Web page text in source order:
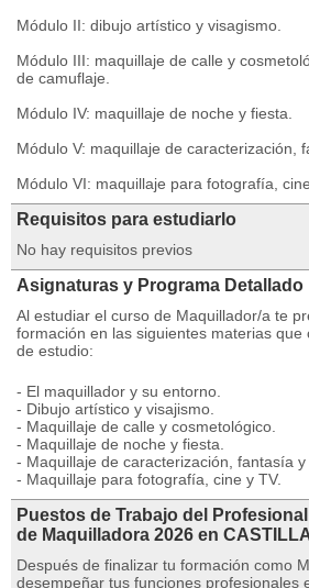
Módulo II: dibujo artístico y visagismo.
Módulo III: maquillaje de calle y
de camuflaje.
Módulo IV: maquillaje de noche y fiesta.
Módulo V: maquillaje de caracterización,
Módulo VI: maquillaje para fotografía,
Requisitos para estudiarlo
No hay requisitos previos
Asignaturas y Programa Detallado
Al estudiar el curso de Maquillador/a te
formación en las siguientes materias que
de estudio:
- El maquillador y su entorno.
- Dibujo artístico y visajismo.
- Maquillaje de calle y cosmetológico.
- Maquillaje de noche y fiesta.
- Maquillaje de caracterización, fantasía y
- Maquillaje para fotografía, cine y TV.
Puestos de Trabajo del
de Maquilladora 2026 en
Después de finalizar tu formación como
desempeñar tus funciones profesionales